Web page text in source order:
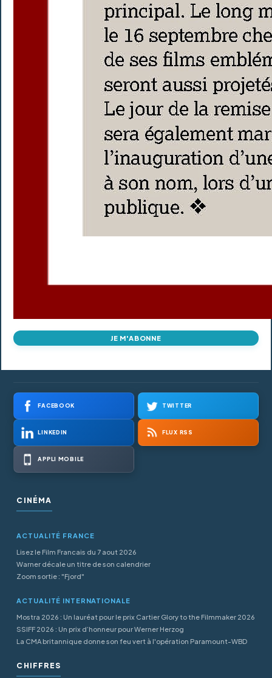
JE M'ABONNE
FACEBOOK TWITTER
LINKEDIN FLUX RSS
APPLI MOBILE
CINÉMA
ACTUALITÉ FRANCE
Lisez le Film Francais du 7 aout 2026
Warner décale un titre de son calendrier
Zoom sortie : "Fjord"
ACTUALITÉ INTERNATIONALE
Mostra 2026 : Un lauréat pour le prix Cartier Glory to the Filmmaker 2026
SSIFF 2026 : Un prix d’honneur pour Werner Herzog
La CMA britannique donne son feu vert à l'opération Paramount-WBD
CHIFFRES